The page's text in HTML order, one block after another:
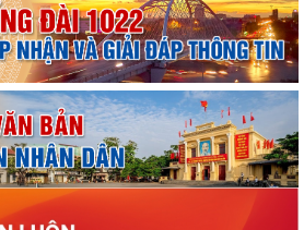
BỈNH KHIÊM TUYÊN TRUYỀN, HƯỚNG
THIẾT BỊ, SIM...
chọn thực tập sinh nữ đi thực tập kỹ thuật
binh - Liệt sĩ (27-7-1947 – 27-7-2026)